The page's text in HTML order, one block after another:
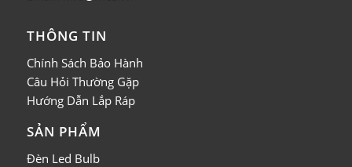
THÔNG TIN
Chính Sách Bảo Hành
Câu Hỏi Thường Gặp
Hướng Dẫn Lắp Ráp
SẢN PHẨM
Đèn Led Bulb